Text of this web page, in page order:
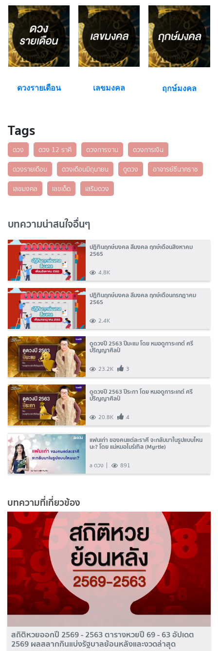
ดวงรายเดือน เลขมงคล ฤกษ์มงคล
Tags
ดวง ดวง 12 ราศี ดวงการงาน
ดวงการเงิน
ดวงรายเดือน
ดวงเดือนมิถุนายน ดูดวง
อาจารย์ซีนาคราช
เลขมงคล
เลขเด็ด เสริมดวง
บทความน่าสนใจอื่นๆ
ปฎิทินฤกษ์มงคล สีมงคล ฤกษ์เดือนสิงหาคม
2565
4.8K
ปฎิทินฤกษ์มงคล สีมงคล ฤกษ์เดือนกรกฎาคม
2565
2.4K
ดูดวงปี 2563 ปีมะแม โดย หมอดูการะเกต์ ศรี
ปริญญาศิลป์
23.2K 3
ดูดวงปี 2563 ปีระกา โดย หมอดูการะเกต์ ศรี
ปริญญาศิลป์
20.8K 4
แฟนเก่า ของคนแต่ละราศี จะกลับมาในรูปแบบไหน
นะ? โดย แม่หมอไมร์เทิล (Myrtle)
a ดวง 891
บทความที่เกี่ยวข้อง
สถิติหวยออกปี 2569 - 2563 ตารางหวยปี 69 - 63 อัปเดต
2569 ผลสลากกินแบ่งรัฐบาลย้อนหลังและงวดล่าสุด